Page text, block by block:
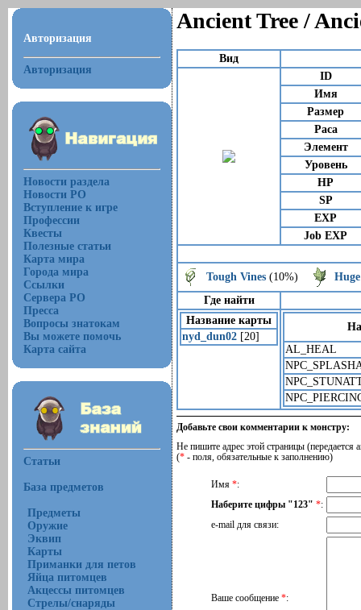
Авторизация
Авторизация
Новости раздела
Новости РО
Вступление к игре
Профессии
Квесты
Полезные статьи
Карта мира
Города мира
Ссылки
Сервера РО
Пресса
Вопросы знатокам
Вы можете помочь
Карта сайта
Статьи
База предметов
Предметы
Оружие
Эквип
Карты
Приманки для петов
Яйца питомцев
Акцессы питомцев
Стрелы/снаряды
Ancient Tree /
Вид
ID
Имя
Размер
Раса
Элемент
Уровень
HP
SP
EXP
Job EXP
Tough Vines (10%)
Где найти
Название карты
nyd_dun02 [20]
AL_HEAL
Добавьте свои комментарии к монстру:
Не пишите адрес этой страницы
(* - поля, обязательные к заполнению)
Имя*:
Наберите цифры "123" *:
e-mail для связи:
Ваше сообщение*: